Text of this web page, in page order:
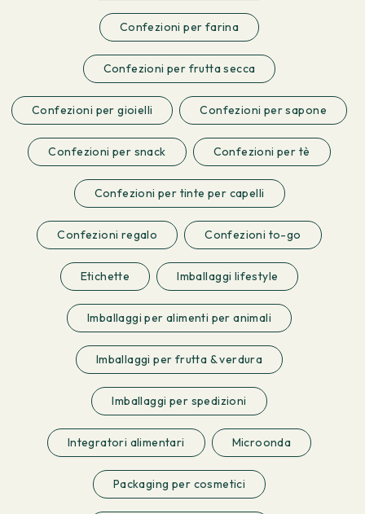
Confezioni per farina
Confezioni per frutta secca
Confezioni per gioielli Confezioni per sapone
Confezioni per snack Confezioni per tè
Confezioni per tinte per capelli
Confezioni regalo Confezioni to-go
Etichette Imballaggi lifestyle
Imballaggi per alimenti per animali
Imballaggi per frutta & verdura
Imballaggi per spedizioni
Integratori alimentari Microonda
Packaging per cosmetici